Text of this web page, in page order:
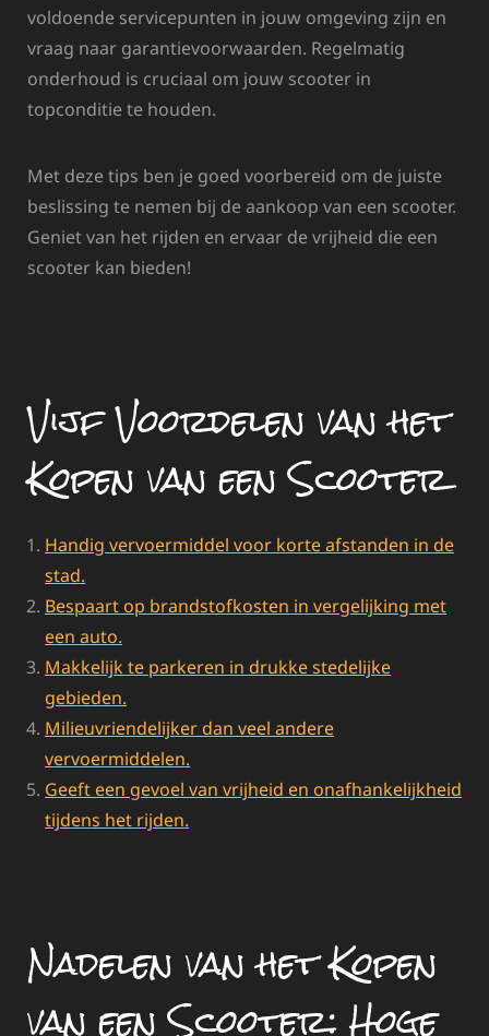
voldoende servicepunten in jouw omgeving zijn en
vraag naar garantievoorwaarden. Regelmatig
onderhoud is cruciaal om jouw scooter in
topconditie te houden.
Met deze tips ben je goed voorbereid om de juiste
beslissing te nemen bij de aankoop van een scooter.
Geniet van het rijden en ervaar de vrijheid die een
scooter kan bieden!
Vijf Voordelen van het
Kopen van een Scooter
Handig vervoermiddel voor korte afstanden in de
stad.
Bespaart op brandstofkosten in vergelijking met
een auto.
Makkelijk te parkeren in drukke stedelijke
gebieden.
Milieuvriendelijker dan veel andere
vervoermiddelen.
Geeft een gevoel van vrijheid en onafhankelijkheid
tijdens het rijden.
Nadelen van het Kopen
van een Scooter: Hoge